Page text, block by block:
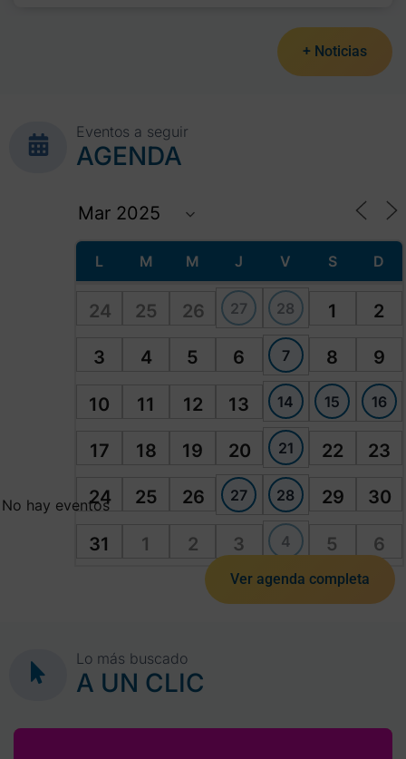
+ Noticias
Eventos a seguir
AGENDA
L M M J V S D
24 25 26 27 28 1 2
3 4 5 6 7 8 9
10 11 12 13 14 15 16
17 18 19 20 21 22 23
24 25 26 27 28 29 30
31 1 2 3 4 5 6
No hay eventos
Ver agenda completa
Lo más buscado
A UN CLIC